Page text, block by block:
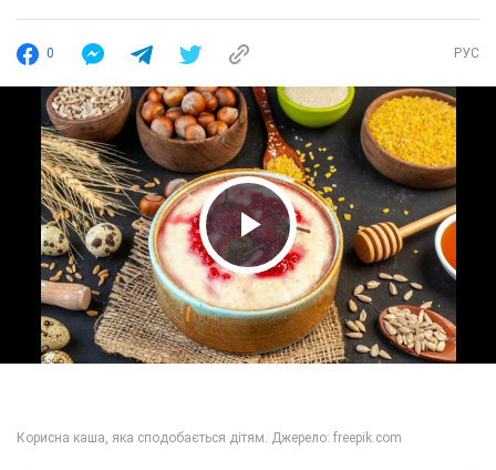
0 РУС
Play Video